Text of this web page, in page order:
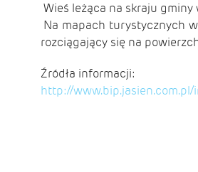
Wieś leżąca na skraju
Na mapach turystycznych
rozciągający się na
Źródła informacji:
http://www.bip.jasien.com.pl/